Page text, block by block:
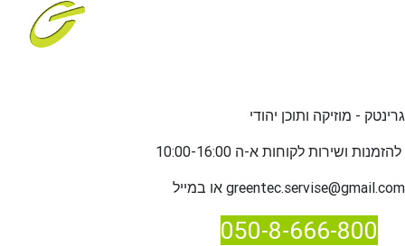
גרינטק - מוזיקה ותוכן יהודי
להזמנות ו
greentec.servise@gmail.com
050-8-666-800